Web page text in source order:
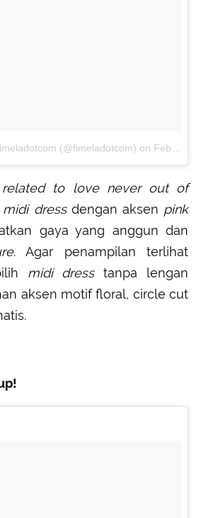
(@fimeladotcom) on Feb 6, 2017 at 1:22am PST
related to love never out of
midi dressdengan aksen pink
gaya yang anggun dan
. Agar penampilan terlihat
midi dresstanpa lengan
aksen motif floral, circle cut